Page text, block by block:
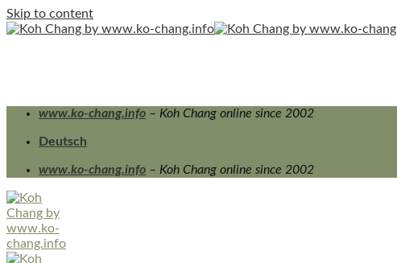
Skip to content
www.ko-chang.info – Koh Chang online since 2002
Deutsch
www.ko-chang.info – Koh Chang online since 2002